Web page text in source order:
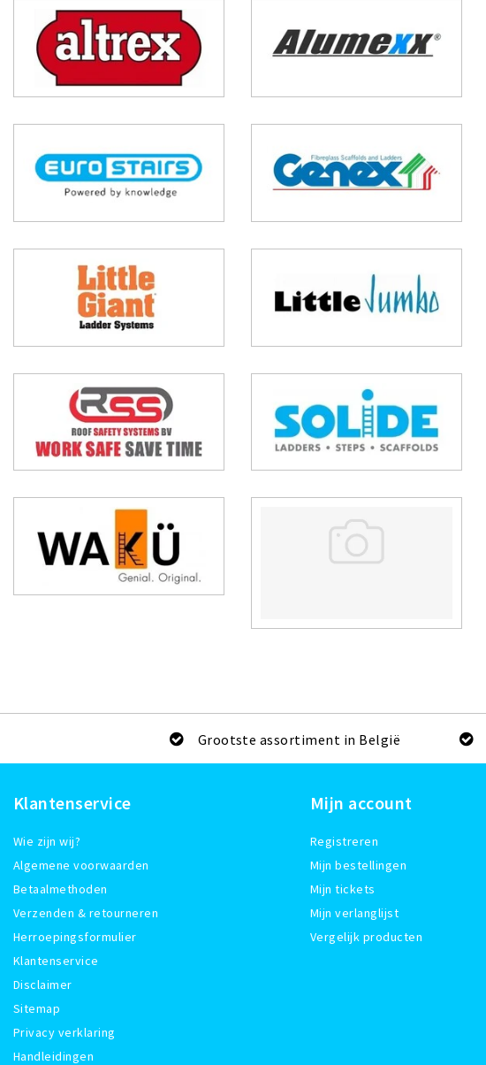
Grootste assortiment in België
Klantenservice
Wie zijn wij?
Algemene voorwaarden
Betaalmethoden
Verzenden & retourneren
Herroepingsformulier
Klantenservice
Disclaimer
Sitemap
Privacy verklaring
Handleidingen
Mijn account
Registreren
Mijn bestellingen
Mijn tickets
Mijn verlanglijst
Vergelijk producten